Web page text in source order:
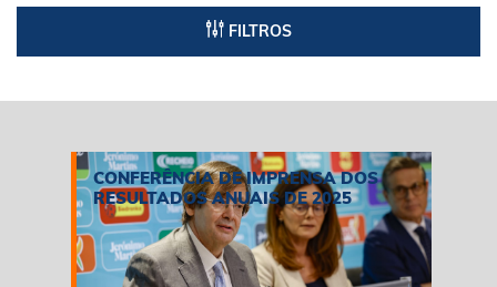
FILTROS
CONFERÊNCIA DE IMPRENSA DOS
RESULTADOS ANUAIS DE 2025